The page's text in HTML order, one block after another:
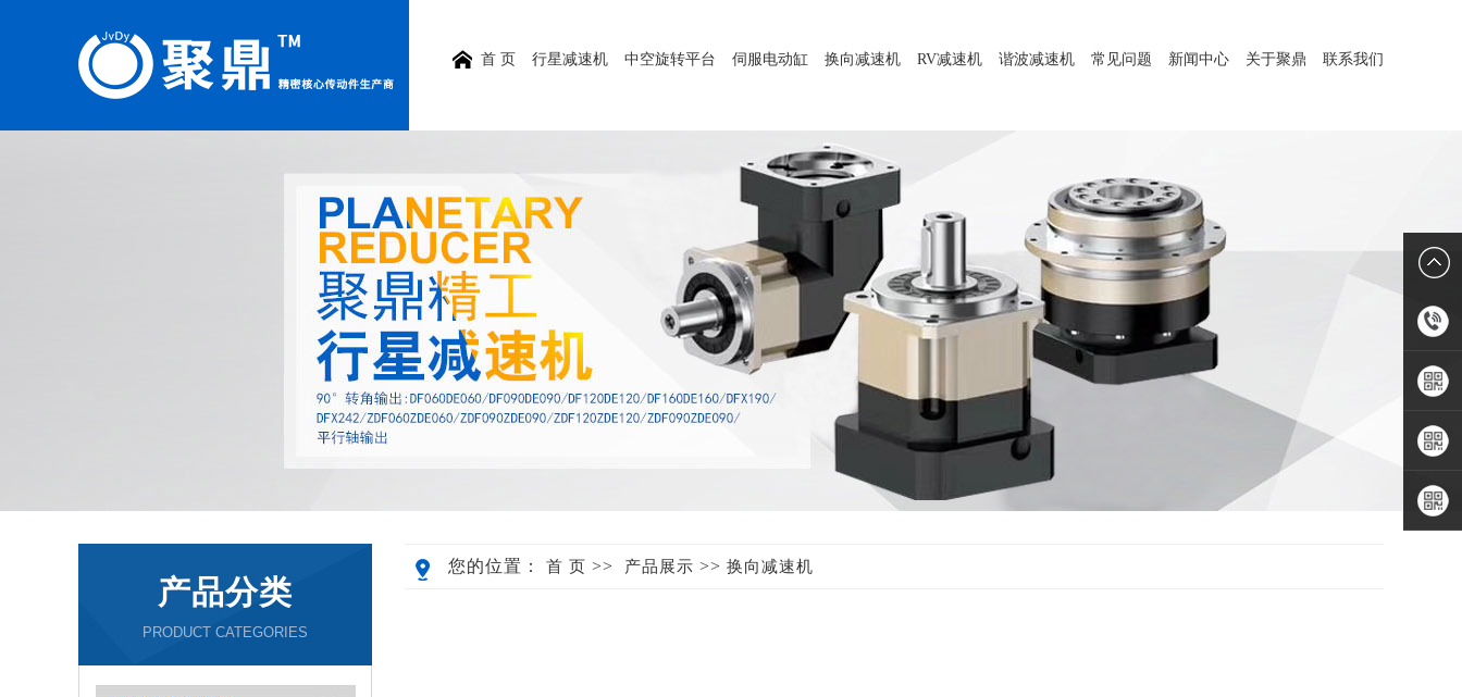
首 页 行星减速机 中空旋转平台 伺服电动缸 换向减速机 RV减速机 谐波减速机 常见问题 新闻中心 关于聚鼎 联系我们
产品分类
PRODUCT CATEGORIES
您的位置： 首 页 >> 产品展示 >> 换向减速机
手机APP
二维码
微信公